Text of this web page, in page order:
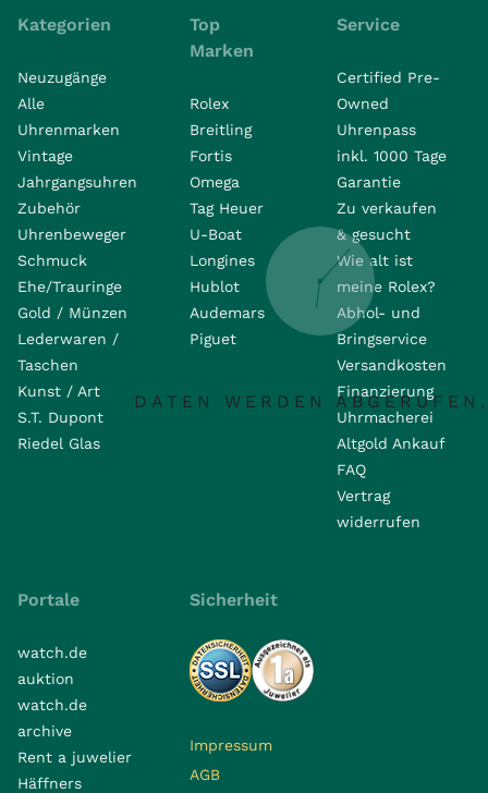
DATEN WERDEN
Kategorien
Neuzugänge
Alle
Uhrenmarken
Vintage
Jahrgangsuhren
Zubehör
Uhrenbeweger
Schmuck
Ehe/Trauringe
Gold / Münzen
Lederwaren /
Taschen
Kunst / Art
S.T. Dupont
Riedel Glas
Top
Marken
Rolex
Breitling
Fortis
Omega
Tag Heuer
U-Boat
Longines
Hublot
Audemars
Piguet
Service
Certified Pre-
Owned
Uhrenpass
inkl. 1000 Tage
Garantie
Zu verkaufen
& gesucht
Wie alt ist
meine Rolex?
Abhol- und
Bringservice
Versandkosten
Finanzierung
Uhrmacherei
Altgold Ankauf
FAQ
Vertrag
widerrufen
Portale
watch.de
auktion
watch.de
archive
Rent a juwelier
Häffners
Sicherheit
Impressum
AGB